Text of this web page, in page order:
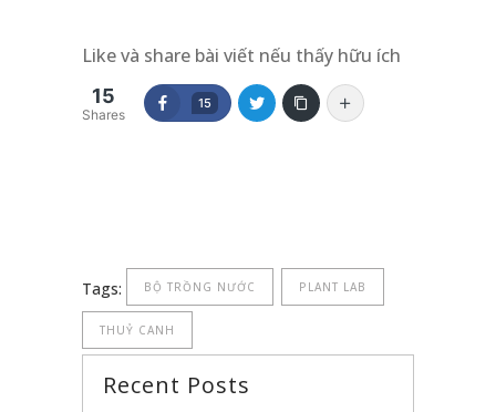
Like và share bài viết nếu thấy hữu ích
15
Shares
15
Tags: BỘ TRỒNG NƯỚC PLANT LAB
THUỶ CANH
Recent Posts